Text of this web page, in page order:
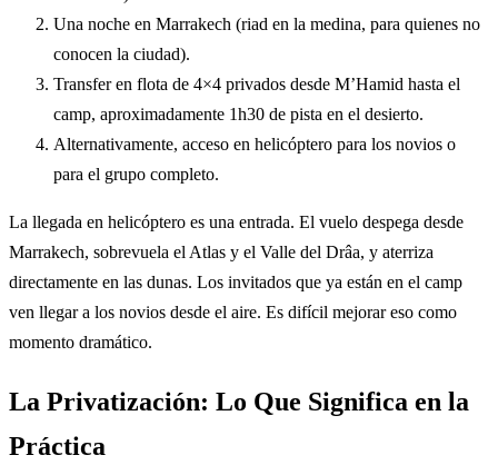
Una noche en Marrakech (riad en la medina, para quienes no
conocen la ciudad).
Transfer en flota de 4×4 privados desde M’Hamid hasta el
camp, aproximadamente 1h30 de pista en el desierto.
Alternativamente, acceso en helicóptero para los novios o
para el grupo completo.
La llegada en helicóptero es una entrada. El vuelo despega desde
Marrakech, sobrevuela el Atlas y el Valle del Drâa, y aterriza
directamente en las dunas. Los invitados que ya están en el camp
ven llegar a los novios desde el aire. Es difícil mejorar eso como
momento dramático.
La Privatización: Lo Que Significa en la
Práctica